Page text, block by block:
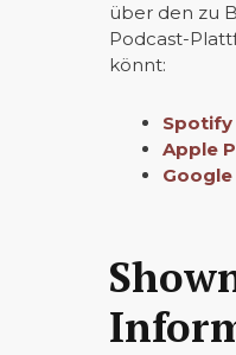
über den zu
Podcast-
könnt:
Spotify
Apple